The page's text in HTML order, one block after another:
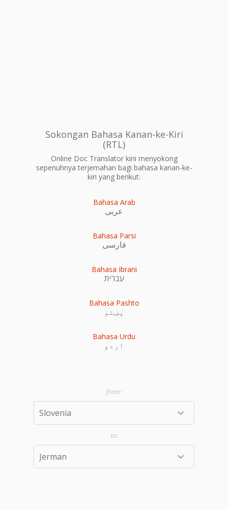
Sokongan Bahasa Kanan-ke-Kiri
(RTL)
Online Doc Translator kini menyokong
sepenuhnya terjemahan bagi bahasa kanan-ke-
kiri yang berikut:
Bahasa Arab
عربى
Bahasa Parsi
فارسی
Bahasa Ibrani
עִברִית
Bahasa Pashto
پښتو
Bahasa Urdu
اردو